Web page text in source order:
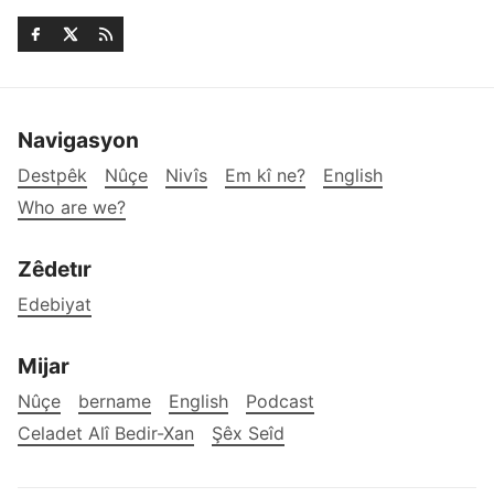
Navigasyon
Destpêk Nûçe Nivîs Em kî ne?
English
Who are we?
Zêdetır
Edebiyat
Mijar
Nûçe bername English
Podcast
Celadet Alî Bedir-Xan
Şêx Seîd